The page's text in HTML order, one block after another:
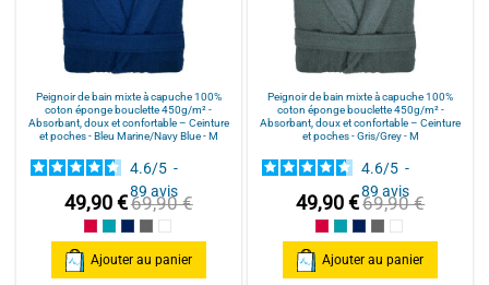
Peignoir de bain mixte à capuche 100%
coton éponge bouclette 450g/m² -
Absorbant, doux et confortable – Ceinture
et poches - Bleu Marine/Navy Blue - M
4.6/5 -
89 avis
49,90 €69,90 €
Framboise/Fuschia
Bleu Canard
Bleu Marine/Navy Blue
Gris/Grey
Blanc/White
Ajouter au panier
Peignoir de bain mixte à capuche 100%
coton éponge bouclette 450g/m² -
Absorbant, doux et confortable – Ceinture
et poches - Gris/Grey - M
4.6/5 -
89avis
49,90 €69,90 €
Framboise/Fuschia
Bleu Canard
Bleu Marine/Navy
Gris/Grey
Blanc/White
Ajouter au panier